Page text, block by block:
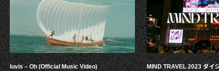
luvis – Oh (Official Music Video) MIND TRAVEL 2023 ダイ